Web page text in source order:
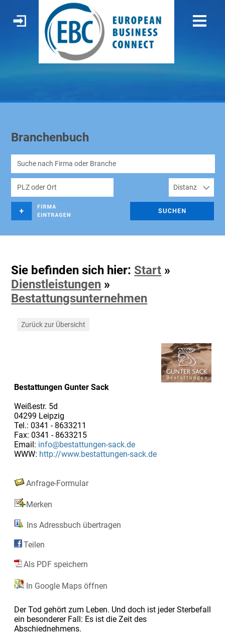
Branchenbuch
Sie befinden sich hier: Start »
Dienstleistungen »
Bestattungsunternehmen
Zurück zur Übersicht
Bestattungen Gunter Sack
Weißestr. 5d
04299 Leipzig
Tel.: 0341 - 8633211
Fax: 0341 - 8633215
Email: info@bestattungen-sack.de
WWW: http://www.bestattungen-sack.de
Anfrage-Formular
Merken
Ins Adressbuch übertragen
Teilen
Als PDF speichern
In Google Maps öffnen
Der Tod gehört zum Leben. Und doch ist jeder Sterbefall
ein besonderer Fall: Es ist die Zeit des
Abschiednehmens.